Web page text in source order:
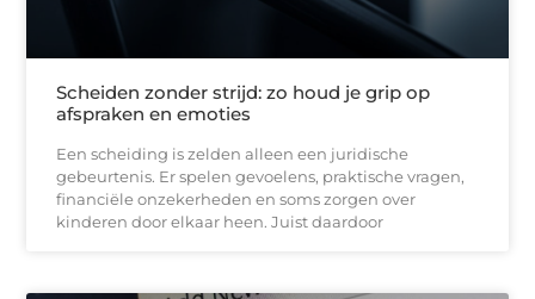
Scheiden zonder strijd: zo houd je grip op
afspraken en emoties
Een scheiding is zelden alleen een juridische
gebeurtenis. Er spelen gevoelens, praktische vragen,
financiële onzekerheden en soms zorgen over
kinderen door elkaar heen. Juist daardoor